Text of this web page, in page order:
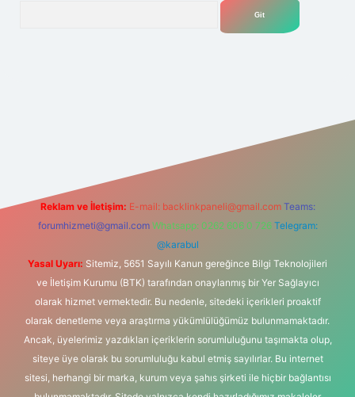
Reklam ve İletişim: E-mail: backlinkpaneli@gmail.com Teams:
forumhizmeti@gmail.com Whatsapp: 0262 606 0 726 Telegram:
@karabul
Yasal Uyarı: Sitemiz, 5651 Sayılı Kanun gereğince Bilgi Teknolojileri
ve İletişim Kurumu (BTK) tarafından onaylanmış bir Yer Sağlayıcı
olarak hizmet vermektedir. Bu nedenle, sitedeki içerikleri proaktif
olarak denetleme veya araştırma yükümlülüğümüz bulunmamaktadır.
Ancak, üyelerimiz yazdıkları içeriklerin sorumluluğunu taşımakta olup,
siteye üye olarak bu sorumluluğu kabul etmiş sayılırlar. Bu internet
sitesi, herhangi bir marka, kurum veya şahıs şirketi ile hiçbir bağlantısı